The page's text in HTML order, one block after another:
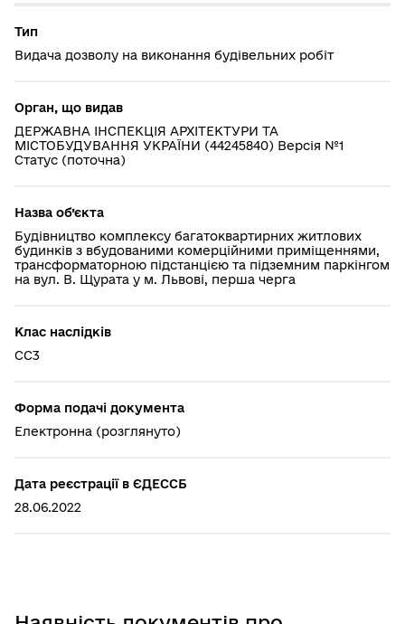
Тип
Видача дозволу на виконання будівельних робіт
Орган, що видав
ДЕРЖАВНА ІНСПЕКЦІЯ АРХІТЕКТУРИ ТА
МІСТОБУДУВАННЯ УКРАЇНИ (44245840) Версія №1
Статус (поточна)
Назва об’єкта
Будівництво комплексу багатоквартирних житлових
будинків з вбудованими комерційними приміщеннями,
трансформаторною підстанцією та підземним паркінгом
на вул. В. Щурата у м. Львові, перша черга
Клас наслідків
СС3
Форма подачі документа
Електронна (розглянуто)
Дата реєстрації в ЄДЕССБ
28.06.2022